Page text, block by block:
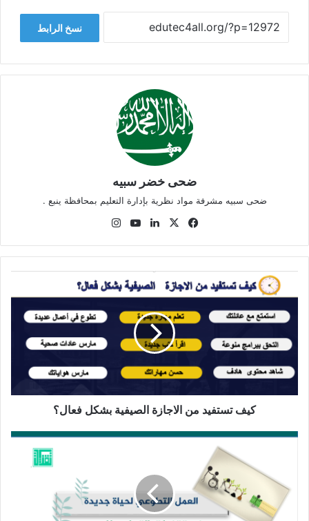
نسخ الرابط
ضحى خضر سبيه
ضحى سبيه مشرفة مواد نظرية بإدارة التعليم بمحافظة ينبع .
فيسبوك
‫X لينكدإن‫YouTube
تستفيد
الاجازة
الصيفية
بشكل
فعال؟
كيف تستفيد من الاجازة الصيفية بشكل فعال؟
العمل
جديدة